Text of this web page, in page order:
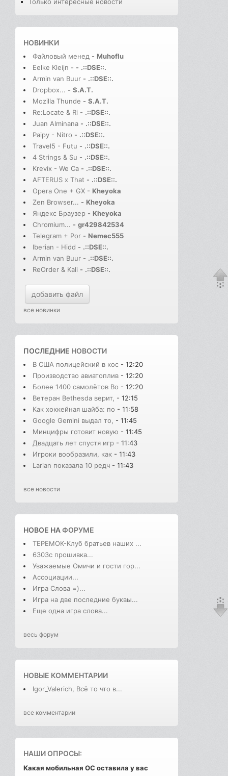
Только интересные новости
НОВИНКИ
Файловый менед - Muhoflu
Eelke Kleijn - - .::DSE::.
Armin van Buur - .::DSE::.
Dropbox... - S.A.T.
Mozilla Thunde - S.A.T.
Re:Locate & Ri - .::DSE::.
Juan Alminana - .::DSE::.
Paipy - Nitro - .::DSE::.
Travel5 - Futu - .::DSE::.
4 Strings & Su - .::DSE::.
Krevix - We Ca - .::DSE::.
AFTERUS x That - .::DSE::.
Opera One + GX - Kheyoka
Zen Browser... - Kheyoka
Яндекс Браузер - Kheyoka
Chromium... - gr429842534
Telegram + Por - Nemec555
Iberian - Hidd - .::DSE::.
Armin van Buur - .::DSE::.
ReOrder & Kali - .::DSE::.
добавить файл
все новинки
ПОСЛЕДНИЕ НОВОСТИ
В США полицейский в кос - 12:20
Производство авиатоплив - 12:20
Более 1400 самолётов Bo - 12:20
Ветеран Bethesda верит, - 12:15
Как хоккейная шайба: по - 11:58
Google Gemini выдал то,
- 11:45
Минцифры готовит новую - 11:45
Двадцать лет спустя игр - 11:43
Игроки вообразили, как - 11:43
Larian показала 10 редч - 11:43
все новости
НОВОЕ НАФОРУМЕ
ТЕРЕМОК-Клуб братьев наших ...
6303с прошивка...
Уважаемые Омичи и гости гор...
Ассоциации...
Игра Слова =)...
Игра на две последние буквы...
Еще одна игра слова...
весь форум
НОВЫЕ КОММЕНТАРИИ
Igor_Valerich, Всё то что в...
все комментарии
НАШИ ОПРОСЫ:
Какая мобильная ОС оставила у вас